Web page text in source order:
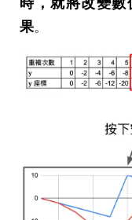
時，就將改變
果。